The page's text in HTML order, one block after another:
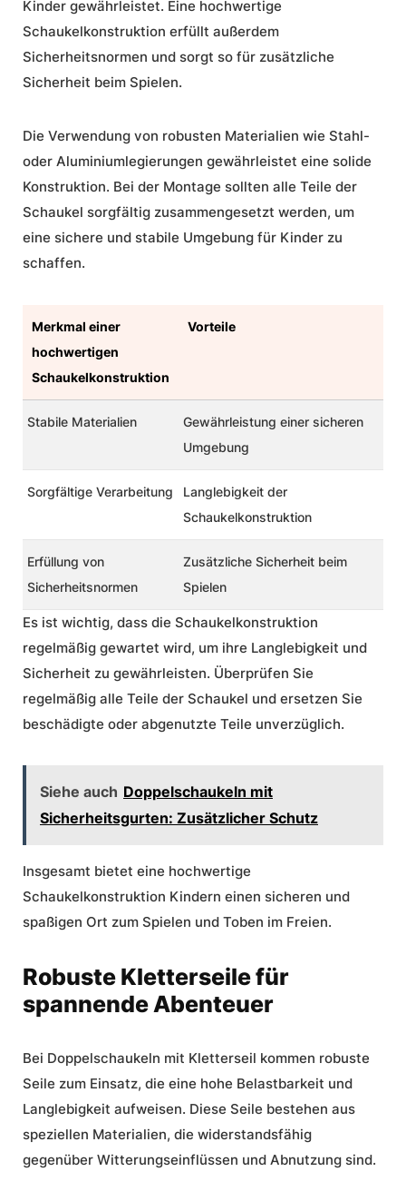
Kinder gewährleistet. Eine hochwertige
Schaukelkonstruktion erfüllt außerdem
Sicherheitsnormen und sorgt so für zusätzliche
Sicherheit beim Spielen.
Die Verwendung von robusten Materialien wie Stahl-
oder Aluminiumlegierungen gewährleistet eine solide
Konstruktion. Bei der Montage sollten alle Teile der
Schaukel sorgfältig zusammengesetzt werden, um
eine sichere und stabile Umgebung für Kinder zu
schaffen.
Merkmal einer
hochwertigen
Schaukelkonstruktion
Vorteile
Stabile Materialien
Gewährleistung einer sicheren
Umgebung
Sorgfältige Verarbeitung
Langlebigkeit der
Schaukelkonstruktion
Erfüllung von
Sicherheitsnormen
Zusätzliche Sicherheit beim
Spielen
Es ist wichtig, dass die Schaukelkonstruktion
regelmäßig gewartet wird, um ihre Langlebigkeit und
Sicherheit zu gewährleisten. Überprüfen Sie
regelmäßig alle Teile der Schaukel und ersetzen Sie
beschädigte oder abgenutzte Teile unverzüglich.
Siehe auch Doppelschaukeln mit
Sicherheitsgurten: Zusätzlicher Schutz
Insgesamt bietet eine hochwertige
Schaukelkonstruktion Kindern einen sicheren und
spaßigen Ort zum Spielen und Toben im Freien.
Robuste Kletterseile für
spannende Abenteuer
Bei Doppelschaukeln mit Kletterseil kommen robuste
Seile zum Einsatz, die eine hohe Belastbarkeit und
Langlebigkeit aufweisen. Diese Seile bestehen aus
speziellen Materialien, die widerstandsfähig
gegenüber Witterungseinflüssen und Abnutzung sind.